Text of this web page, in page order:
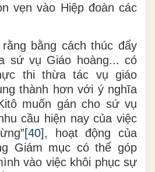
vẹn vào Hiệp đoàn các
bằng cách thúc đẩy
sứ vụ Giáo hoàng... có
thi thừa tác vụ giáo
thành hơn với ý nghĩa
muốn gán cho sứ vụ
cầu hiện nay của việc
[40], hoạt động của
Giám mục có thể góp
vào việc khôi phục sự